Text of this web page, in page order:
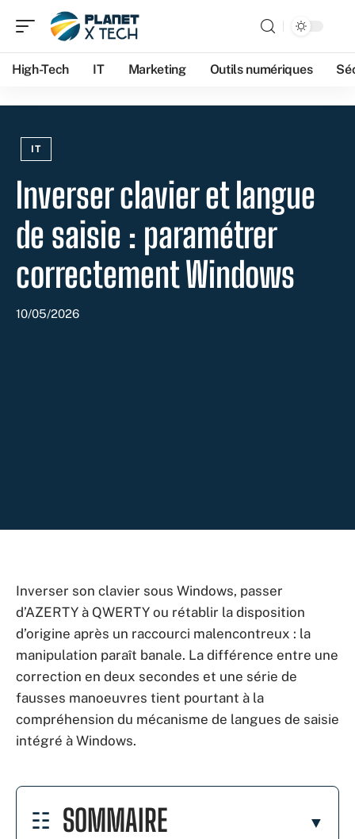
High-Tech IT Marketing Outils numériques
IT
Inverser clavier et langue
de saisie : paramétrer
correctement Windows
10/05/2026
Inverser son clavier sous Windows, passer
d’AZERTY à QWERTY ou rétablir la disposition
d’origine après un raccourci malencontreux : la
manipulation paraît banale. La différence entre une
correction en deux secondes et une série de
fausses manoeuvres tient pourtant à la
compréhension du mécanisme de langues de saisie
intégré à Windows.
SOMMAIRE